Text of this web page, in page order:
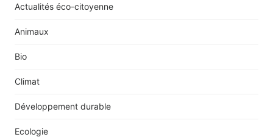
Actualités éco-citoyenne
Animaux
Bio
Climat
Développement durable
Ecologie